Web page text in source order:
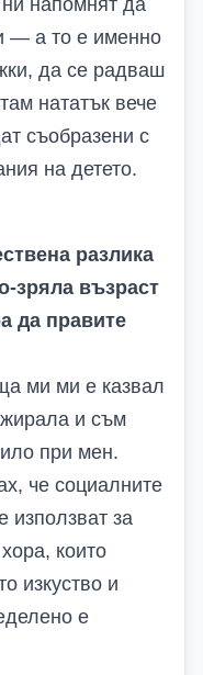
— а то е именно
да се радваш
нататък вече
съобразени с
на детето.
разлика
зряла възраст
да правите
ми ми е казвал
и съм
при мен.
че социалните
използват за
които
изкуство и
е